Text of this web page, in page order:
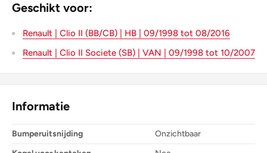
Geschikt voor:
Renault | Clio II (BB/CB) | HB | 09/1998 tot 08/2016
Renault | Clio II Societe (SB) | VAN | 09/1998 tot 10/2007
Informatie
Bumperuitsnijding
Onzichtbaar